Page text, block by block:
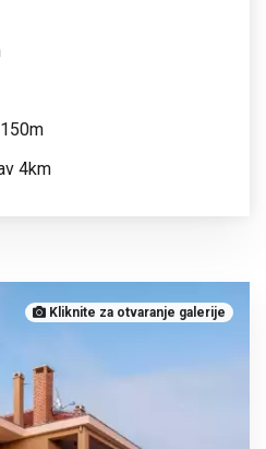
4km
Kliknite za otvaranje galerije